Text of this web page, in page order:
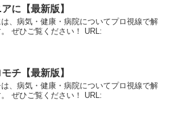
に【最新版】
、病気・健康・病院についてプロ視線で解
ぜひご覧ください！ URL:
チ【最新版】
、病気・健康・病院についてプロ視線で解
ぜひご覧ください！ URL: